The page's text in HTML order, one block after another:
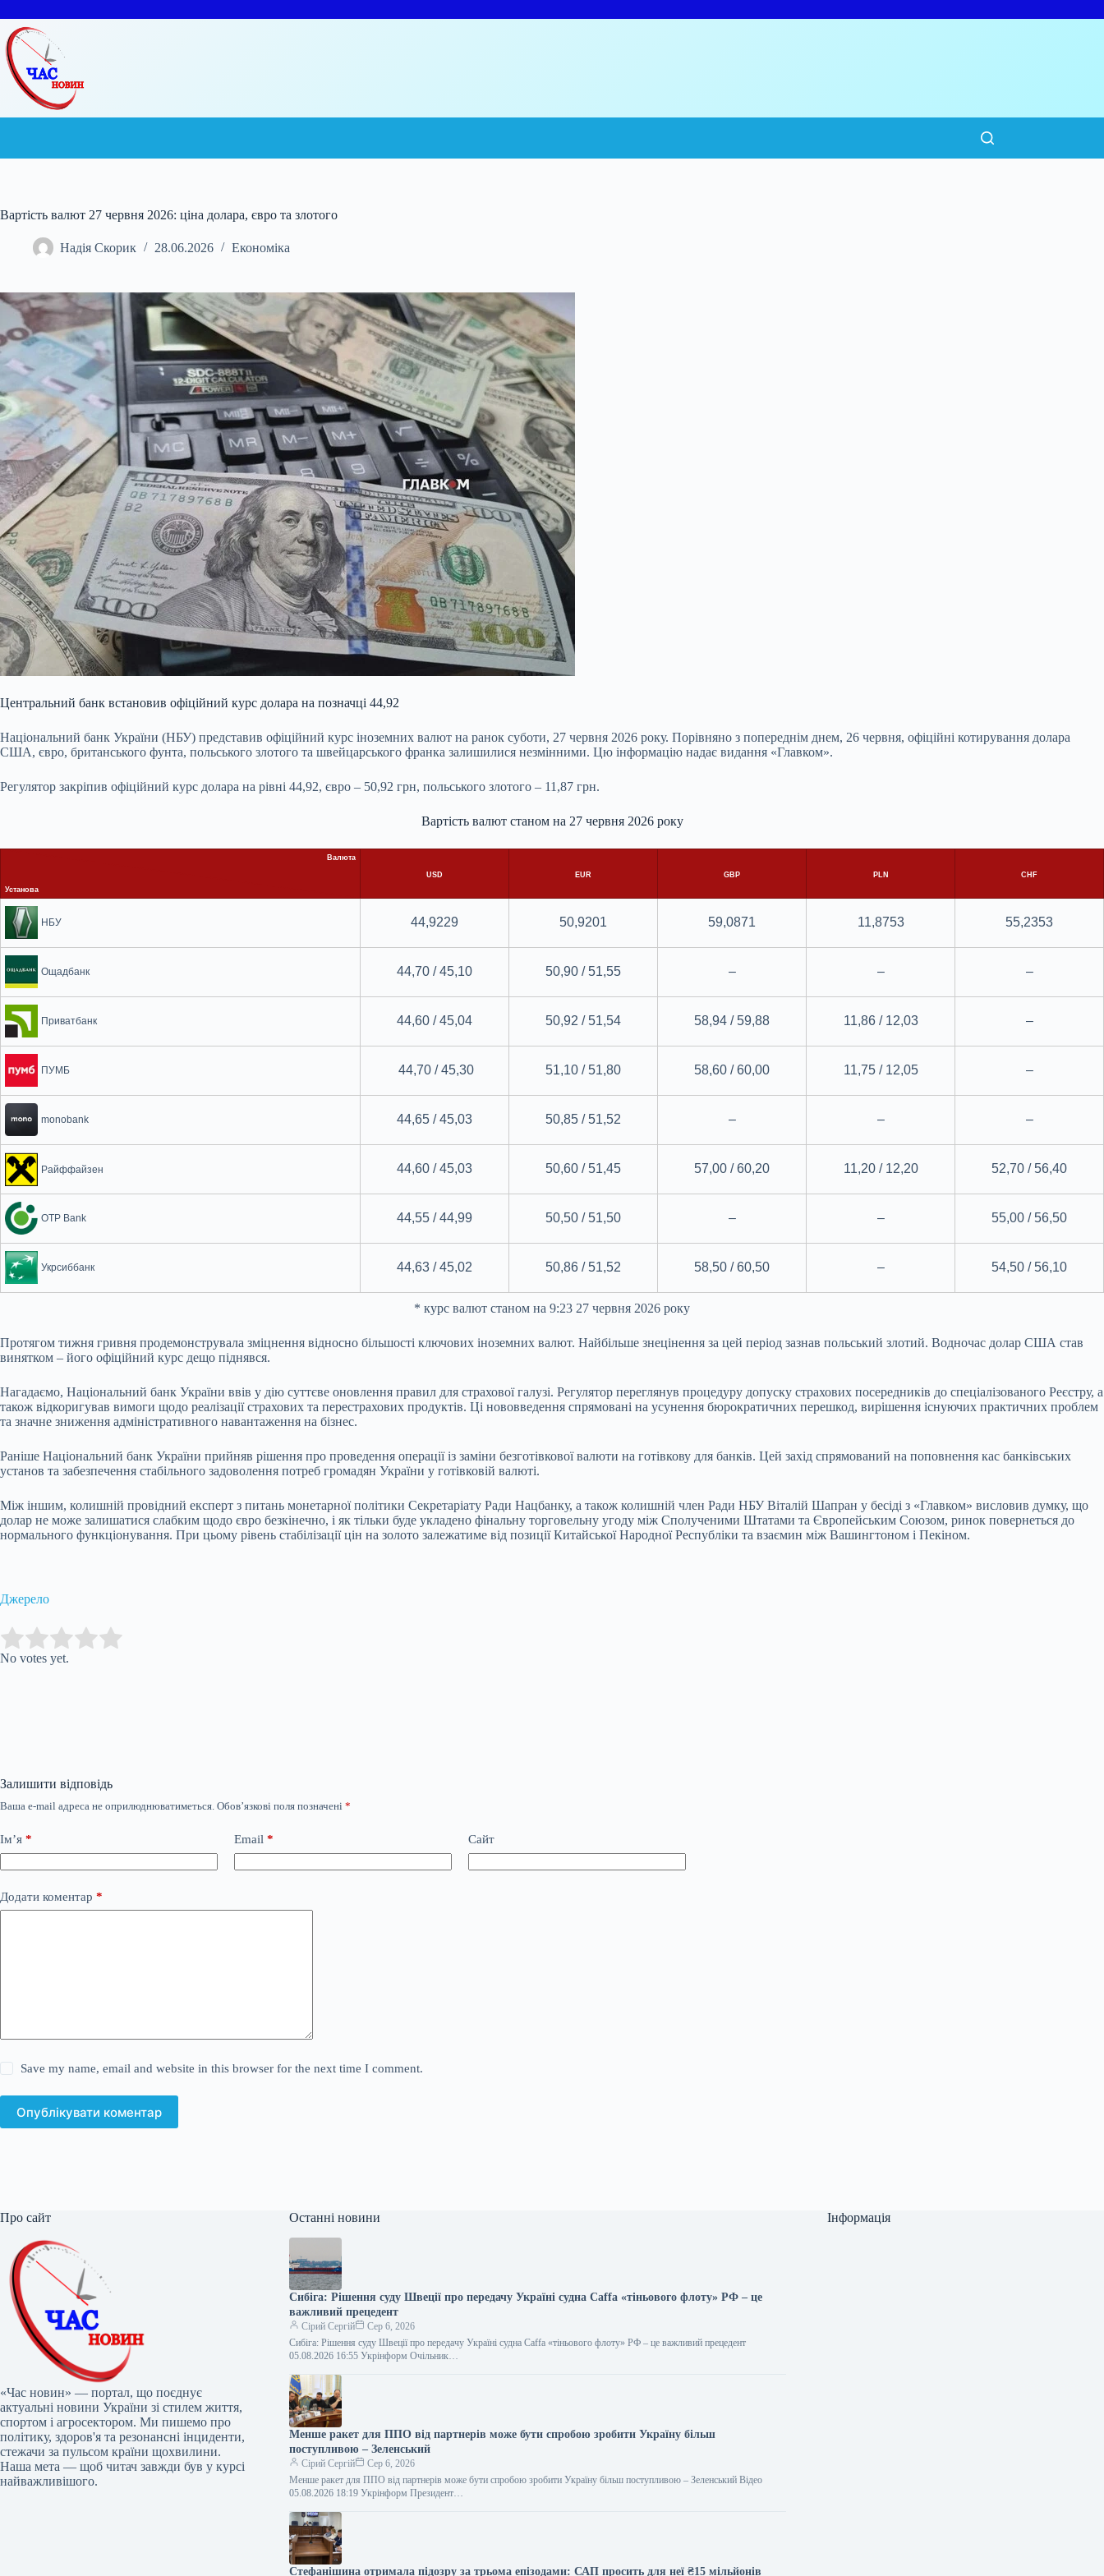
до
вмісту
Вартість валют 27 червня 2026: ціна долара, євро та злотого
Надія Скорик 28.06.2026 Економіка
Центральний банк встановив офіційний курс долара на позначці 44,92
Національний банк України (НБУ) представив офіційний курс іноземних валют на ранок суботи, 27 червня 2026 року. Порівняно з попереднім днем, 26 червня, офіційні котирування долара
США, євро, британського фунта, польського злотого та швейцарського франка залишилися незмінними. Цю інформацію надає видання «Главком».
Регулятор закріпив офіційний курс долара на рівні 44,92, євро – 50,92 грн, польського злотого – 11,87 грн.
Вартість валют станом на 27 червня 2026 року
Валюта
Установа
USD EUR GBP PLN CHF
НБУ 44,9229 50,9201 59,0871 11,8753 55,2353
Ощадбанк 44,70 / 45,10 50,90 / 51,55 – – –
Приватбанк 44,60 / 45,04 50,92 / 51,54 58,94 / 59,88 11,86 / 12,03 –
ПУМБ 44,70 / 45,30 51,10 / 51,80 58,60 / 60,00 11,75 / 12,05 –
monobank 44,65 / 45,03 50,85 / 51,52 – – –
Райффайзен 44,60 / 45,03 50,60 / 51,45 57,00 / 60,20 11,20 / 12,20 52,70 / 56,40
OTP Bank 44,55 / 44,99 50,50 / 51,50 – – 55,00 / 56,50
Укрсиббанк 44,63 / 45,02 50,86 / 51,52 58,50 / 60,50 – 54,50 / 56,10
* курс валют станом на 9:23 27 червня 2026 року
Протягом тижня гривня продемонструвала зміцнення відносно більшості ключових іноземних валют. Найбільше знецінення за цей період зазнав польський злотий. Водночас долар США став
винятком – його офіційний курс дещо піднявся.
Нагадаємо, Національний банк України ввів у дію суттєве оновлення правил для страхової галузі. Регулятор переглянув процедуру допуску страхових посередників до спеціалізованого Реєстру, а
також відкоригував вимоги щодо реалізації страхових та перестрахових продуктів. Ці нововведення спрямовані на усунення бюрократичних перешкод, вирішення існуючих практичних проблем
та значне зниження адміністративного навантаження на бізнес.
Раніше Національний банк України прийняв рішення про проведення операції із заміни безготівкової валюти на готівкову для банків. Цей захід спрямований на поповнення кас банківських
установ та забезпечення стабільного задоволення потреб громадян України у готівковій валюті.
Між іншим, колишній провідний експерт з питань монетарної політики Секретаріату Ради Нацбанку, а також колишній член Ради НБУ Віталій Шапран у бесіді з «Главком» висловив думку, що
долар не може залишатися слабким щодо євро безкінечно, і як тільки буде укладено фінальну торговельну угоду між Сполученими Штатами та Європейським Союзом, ринок повернеться до
нормального функціонування. При цьому рівень стабілізації цін на золото залежатиме від позиції Китайської Народної Республіки та взаємин між Вашингтоном і Пекіном.
Джерело
Rate this item:
No votes yet.
Залишити відповідь
Ваша e-mail адреса не оприлюднюватиметься. Обов’язкові поля позначені *
Ім’я * Email * Сайт
Додати коментар *
Save my name, email and website in this browser for the next time I comment.
Опублікувати коментар
Про сайт
«Час новин» — портал, що поєднує
актуальні новини України зі стилем життя,
спортом і агросектором. Ми пишемо про
політику, здоров'я та резонансні інциденти,
стежачи за пульсом країни щохвилини.
Наша мета — щоб читач завжди був у курсі
найважливішого.
Останні новини
Сибіга: Рішення суду Швеції про передачу Україні судна Caffa «тіньового флоту» РФ – це
важливий прецедент
Сірий Сергій
Сер 6, 2026
Сибіга: Рішення суду Швеції про передачу Україні судна Caffa «тіньового флоту» РФ – це важливий прецедент
05.08.2026 16:55 Укрінформ Очільник…
Менше ракет для ППО від партнерів може бути спробою зробити Україну більш
поступливою – Зеленський
Сірий Сергій
Сер 6, 2026
Менше ракет для ППО від партнерів може бути спробою зробити Україну більш поступливою – Зеленський Відео
05.08.2026 18:19 Укрінформ Президент…
Стефанішина отримала підозру за трьома епізодами: САП просить для неї ₴15 мільйонів
Інформація